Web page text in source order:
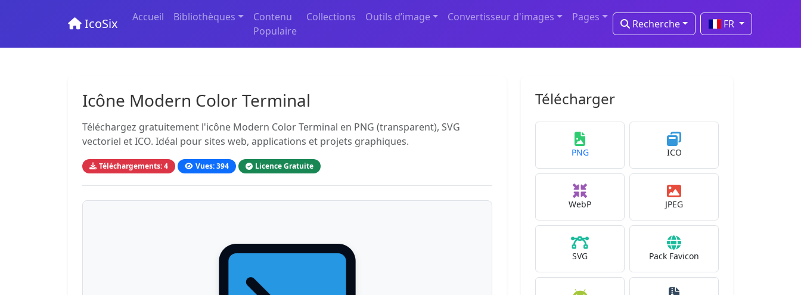
IcoSix Accueil Bibliothèques
Contenu
Populaire
Collections Outils d’image Convertisseur d'images Pages
Recherche FR
Icône Modern Color Terminal
Téléchargez gratuitement l'icône Modern Color Terminal en PNG (transparent), SVG
vectoriel et ICO. Idéal pour sites web, applications et projets graphiques.
Téléchargements: 4 Vues: 394 Licence Gratuite
Télécharger
PNG ICO
WebP JPEG
SVG Pack Favicon